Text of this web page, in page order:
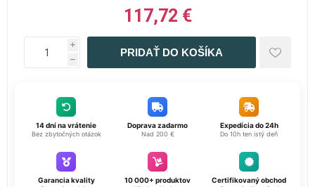
117,72 €
i
h
14 dní na vrátenie
Bez zbytočných otázok
Doprava zadarmo
Nad 200 €
Expedícia do 24h
Do 10h ten istý deň
Garancia kvality 10 000+ produktov Certifikovaný obchod